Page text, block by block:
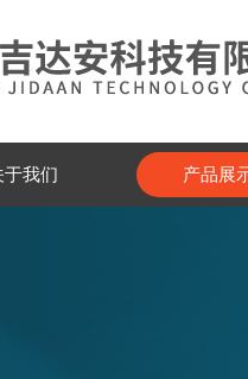
于我们 产品展